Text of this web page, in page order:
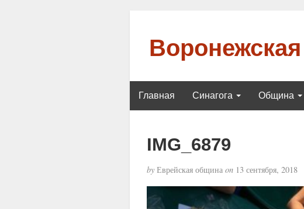
Главная Синагога Община
IMG_6879
byЕврейская община on13 сентября, 2018